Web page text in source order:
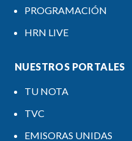
PROGRAMACIÓN
HRN LIVE
NUESTROS PORTALES
TU NOTA
TVC
EMISORAS UNIDAS